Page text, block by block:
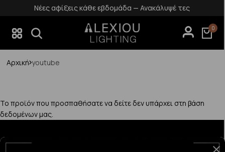
Νέες αφίξεις κάθε εβδομάδα — Ανακάλυψέ τες
0
Αρχική youtube
Το προϊόν που προσπαθήσατε να δείτε δεν υπάρχει στη βάση
δεδομένων μας.